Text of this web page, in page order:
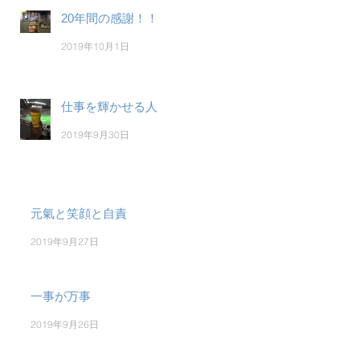
20年間の感謝！！
2019年10月1日
仕事を輝かせる人
2019年9月30日
元氣と笑顔と自責
2019年9月27日
一事が万事
2019年9月26日